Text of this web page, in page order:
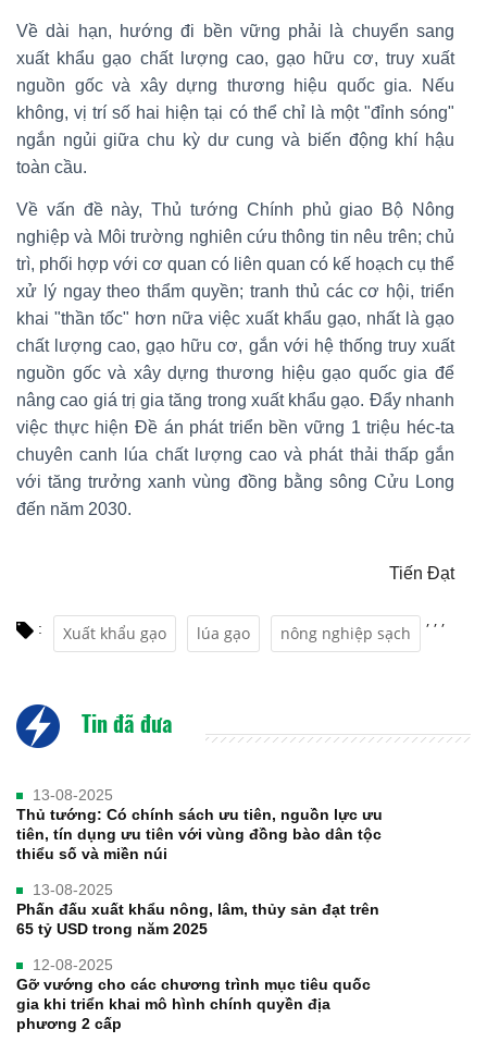
Về dài hạn, hướng đi bền vững phải là chuyển sang
xuất khẩu gạo chất lượng cao, gạo hữu cơ, truy xuất
nguồn gốc và xây dựng thương hiệu quốc gia. Nếu
không, vị trí số hai hiện tại có thể chỉ là một "đỉnh sóng"
ngắn ngủi giữa chu kỳ dư cung và biến động khí hậu
toàn cầu.
Về vấn đề này, Thủ tướng Chính phủ giao Bộ Nông
nghiệp và Môi trường nghiên cứu thông tin nêu trên; chủ
trì, phối hợp với cơ quan có liên quan có kế hoạch cụ thể
xử lý ngay theo thẩm quyền; tranh thủ các cơ hội, triển
khai "thần tốc" hơn nữa việc xuất khẩu gạo, nhất là gạo
chất lượng cao, gạo hữu cơ, gắn với hệ thống truy xuất
nguồn gốc và xây dựng thương hiệu gạo quốc gia để
nâng cao giá trị gia tăng trong xuất khẩu gạo. Đẩy nhanh
việc thực hiện Đề án phát triển bền vững 1 triệu héc-ta
chuyên canh lúa chất lượng cao và phát thải thấp gắn
với tăng trưởng xanh vùng đồng bằng sông Cửu Long
đến năm 2030.
Tiến Đạt
: Xuất khẩu gạo
,
lúa gạo
,
nông nghiệp sạch
,
Tin đã đưa
13-08-2025
Thủ tướng: Có chính sách ưu tiên, nguồn lực ưu
tiên, tín dụng ưu tiên với vùng đồng bào dân tộc
thiểu số và miền núi
13-08-2025
Phấn đấu xuất khẩu nông, lâm, thủy sản đạt trên
65 tỷ USD trong năm 2025
12-08-2025
Gỡ vướng cho các chương trình mục tiêu quốc
gia khi triển khai mô hình chính quyền địa
phương 2 cấp